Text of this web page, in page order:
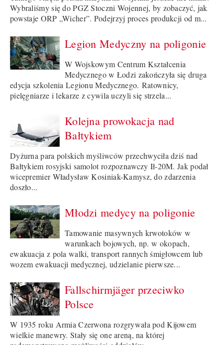
Wybraliśmy się do PGZ Stoczni Wojennej, by zobaczyć, jak
powstaje ORP „Wicher”. Podejrzyj proces produkcji od m...
Legion Medyczny na poligonie
W Wojskowym Centrum Kształcenia
Medycznego w Łodzi zakończyła się druga
edycja szkolenia Legionu Medycznego. Ratownicy,
pielęgniarze i lekarze z cywila uczyli się strzela...
Kolejna prowokacja nad
Bałtykiem
Dyżurna para polskich myśliwców przechwyciła dziś nad
Bałtykiem rosyjski samolot rozpoznawczy Ił-20M. Jak podał
wicepremier Władysław Kosiniak-Kamysz, do zdarzenia
doszło...
Młodzi medycy na poligonie
Tamowanie masywnych krwotoków w
warunkach bojowych, np. w okopach,
ewakuacja z pola walki, transport rannych śmigłowcem lub
wozem ewakuacji medycznej, udzielanie pierwsze...
Fallschirmjäger przeciwko
Polsce
W 1935 roku Armia Czerwona rozgrywała pod Kijowem
wielkie manewry. Stały się one areną, na której